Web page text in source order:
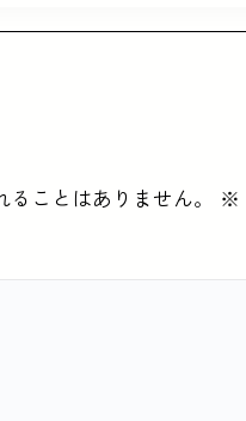
ことはありません。 ※